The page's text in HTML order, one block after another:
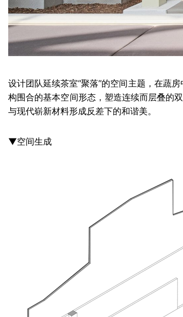
设计团队延续茶室“聚落”的空间主题，在蔬
构围合的基本空间形态，塑造连续而层叠的
与现代崭新材料形成反差下的和谐美。
▼空间生成